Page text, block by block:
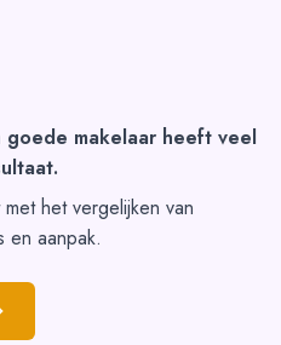
makelaar heeft veel
het vergelijken van
en aanpak.